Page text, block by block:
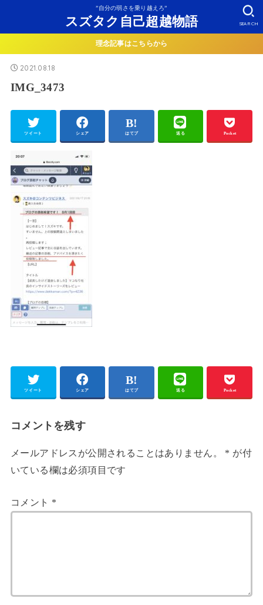
”自分の弱さを乗り越えろ”
スズタク自己超越物語 SEARCH
理念記事はこちらから
2021.08.18
IMG_3473
ツイート シェア はてブ 送る Pocket
ツイート シェア はてブ 送る Pocket
コメントを残す
メールアドレスが公開されることはありません。 * が付
いている欄は必須項目です
コメント *